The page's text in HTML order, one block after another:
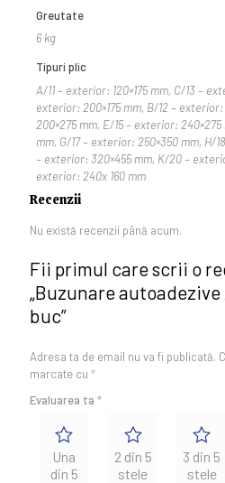
Greutate
6 kg
Tipuri plic
A/11 – exterior: 120×175 mm, C/13 –
exterior: 200×175 mm, B/12 –
200×275 mm, E/15 – exterior:
mm, G/17 – exterior: 250×350 mm, H/
– exterior: 320×455 mm, K/20 –
exterior: 240x 160 mm
Recenzii
Nu există recenzii până acum.
Fii primul care scrii o
„Buzunare autoadezive
buc”
Adresa ta de email nu va fi publicată.
marcate cu *
Evaluarea ta *
Una
din 5
2 din 5
stele
3 din 5
stele